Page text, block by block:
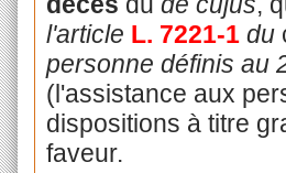
l'article L. 7221-1du
personne définis au
(l'assistance aux
dispositions à titre
faveur.